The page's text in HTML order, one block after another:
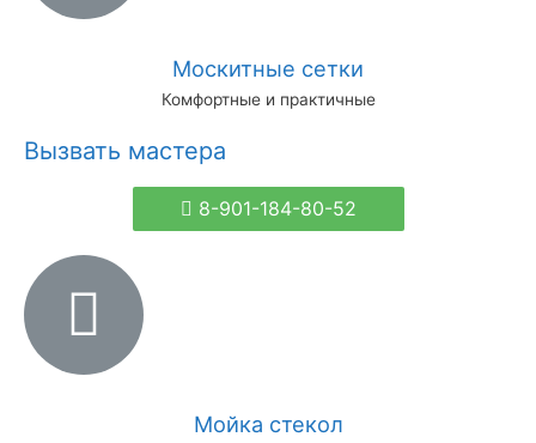
Москитные сетки
Комфортные и практичные
Вызвать мастера
8-901-184-80-52
Мойка стекол